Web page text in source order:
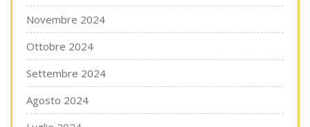
Novembre 2024
Ottobre 2024
Settembre 2024
Agosto 2024